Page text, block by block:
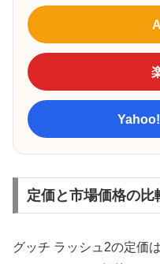
定価と市場価格の比
グッチ ラッシュ2の定価